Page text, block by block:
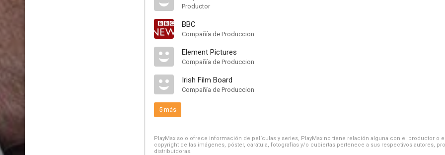
Productor
BBC
Compañía de Produccion
Element Pictures
Compañía de Produccion
Irish Film Board
Compañía de Produccion
5 más
PlayMax solo ofrece información de películas y series, PlayMax no tiene relación alguna con el productor o
copyright de las imágenes, póster, carátula, fotografías y/o cubiertas pertenece a sus respectivos autores,
distribuidoras.